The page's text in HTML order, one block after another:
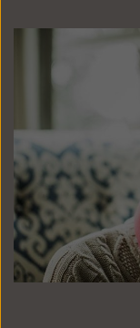
New Zealand
Türkçe
United States
عربي